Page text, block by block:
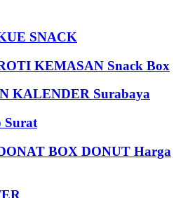
SNACK
KEMASAN Snack Box
KALENDER Surabaya
Surat
BOX DONUT Harga